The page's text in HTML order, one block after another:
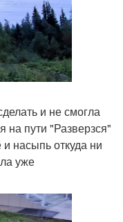
и не смогла
на пути "Разверзся"
насыпь откуда ни
уже